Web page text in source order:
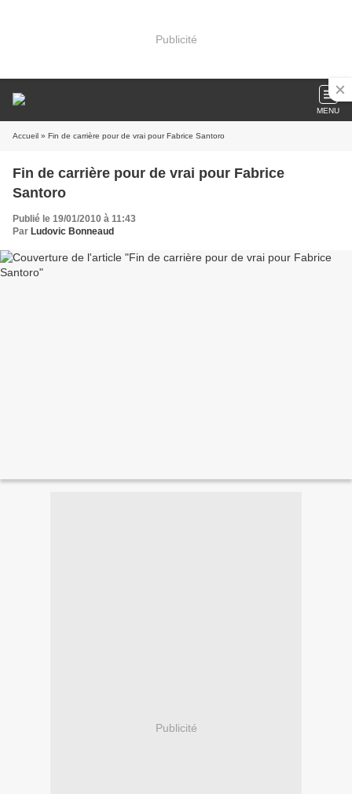
Publicité
MENU
Accueil » Fin de carrière pour de vrai pour Fabrice Santoro
Fin de carrière pour de vrai pour Fabrice
Santoro
Publié le 19/01/2010 à 11:43
Par Ludovic Bonneaud
Publicité